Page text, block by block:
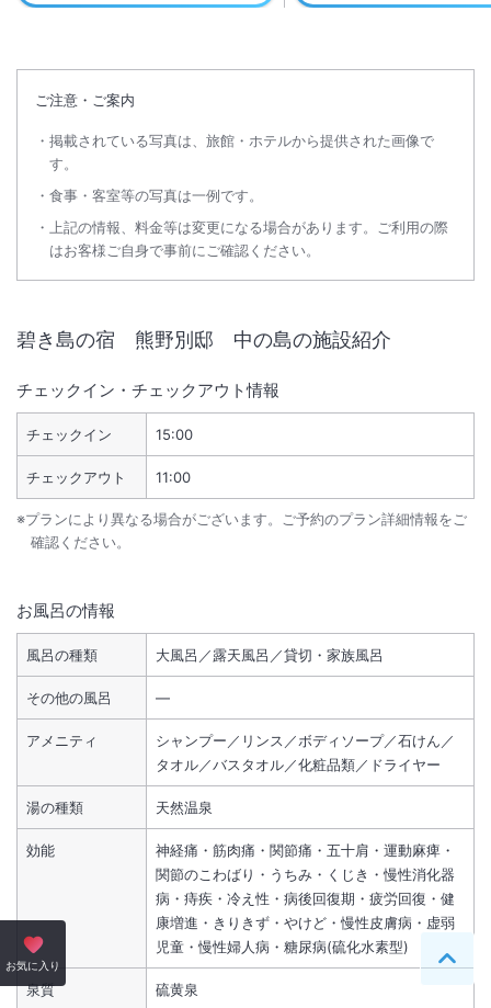
ご注意・ご案内
掲載されている写真は、旅館・ホテルから提供された画像で
す。
食事・客室等の写真は一例です。
上記の情報、料金等は変更になる場合があります。ご利用の際
はお客様ご自身で事前にご確認ください。
碧き島の宿 熊野別邸 中の島の施設紹介
チェックイン・チェックアウト情報
チェックイン 15:00
チェックアウト 11:00
※プランにより異なる場合がございます。ご予約のプラン詳細情報をご
確認ください。
お風呂の情報
風呂の種類 大風呂／露天風呂／貸切・家族風呂
その他の風呂 ―
アメニティ
シャンプー／リンス／ボディソープ／石けん／
タオル／バスタオル／化粧品類／ドライヤー
湯の種類 天然温泉
効能
神経痛・筋肉痛・関節痛・五十肩・運動麻痺・
関節のこわばり・うちみ・くじき・慢性消化器
病・痔疾・冷え性・病後回復期・疲労回復・健
康増進・きりきず・やけど・慢性皮膚病・虚弱
児童・慢性婦人病・糖尿病(硫化水素型)
泉質 硫黄泉
お気に入り ペー